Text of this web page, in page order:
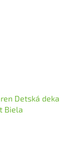
Detská deka
Biela